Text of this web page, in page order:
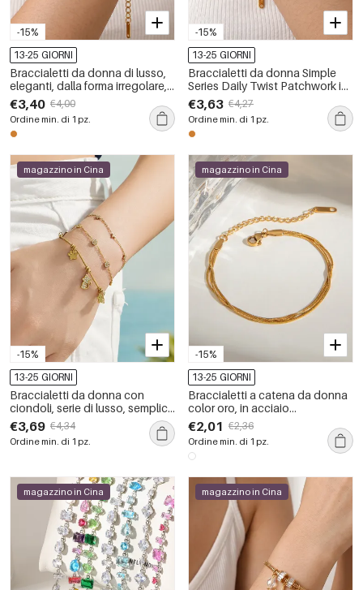
-15%
13-25 GIORNI
Braccialetti da donna di lusso,
eleganti, dalla forma irregolare,
in acciaio inossidabile,
impermeabili e color oro, con
catena a forma di animale.
€3,40 €4,00
Ordine min. di 1 pz.
-15%
13-25 GIORNI
Braccialetti da donna Simple
Series Daily Twist Patchwork in
acciaio inossidabile
impermeabile color oro con
catena.
€3,63 €4,27
Ordine min. di 1 pz.
-15%
magazzino in Cina
13-25 GIORNI
Braccialetti da donna con
ciondoli, serie di lusso, semplici,
dalla forma irregolare, in acciaio
inossidabile, impermeabili, color
oro.
€3,69 €4,34
Ordine min. di 1 pz.
-15%
magazzino in Cina
13-25 GIORNI
Braccialetti a catena da donna
color oro, in acciaio
inossidabile, impermeabili,
eleganti e delicati, 1 pezzo
€2,01 €2,36
Ordine min. di 1 pz.
magazzino in Cina magazzino in Cina